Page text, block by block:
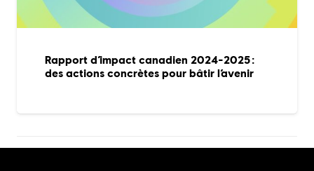
Rapport d’impact canadien 2024-2025 :
des actions concrètes pour bâtir l’avenir